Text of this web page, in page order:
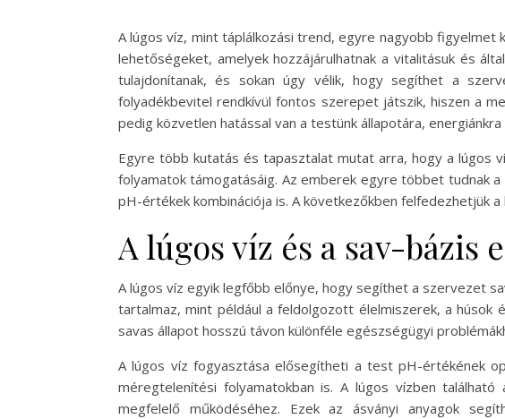
A lúgos víz, mint táplálkozási trend, egyre nagyobb
lehetőségeket, amelyek hozzájárulhatnak a vitalitásuk és
tulajdonítanak, és sokan úgy vélik, hogy segíthet a
folyadékbevitel rendkívül fontos szerepet játszik, hiszen a
pedig közvetlen hatással van a testünk állapotára,
Egyre több kutatás és tapasztalat mutat arra, hogy a lúgos
folyamatok támogatásáig. Az emberek egyre többet tudnak
pH-értékek kombinációja is. A következőkben felfedezhetjük
A lúgos víz és a sav-bázis
A lúgos víz egyik legfőbb előnye, hogy segíthet a szervezet
tartalmaz, mint például a feldolgozott élelmiszerek, a húsok
savas állapot hosszú távon különféle egészségügyi
A lúgos víz fogyasztása elősegítheti a test pH-értékének
méregtelenítési folyamatokban is. A lúgos vízben
megfelelő működéséhez. Ezek az ásványi anyagok